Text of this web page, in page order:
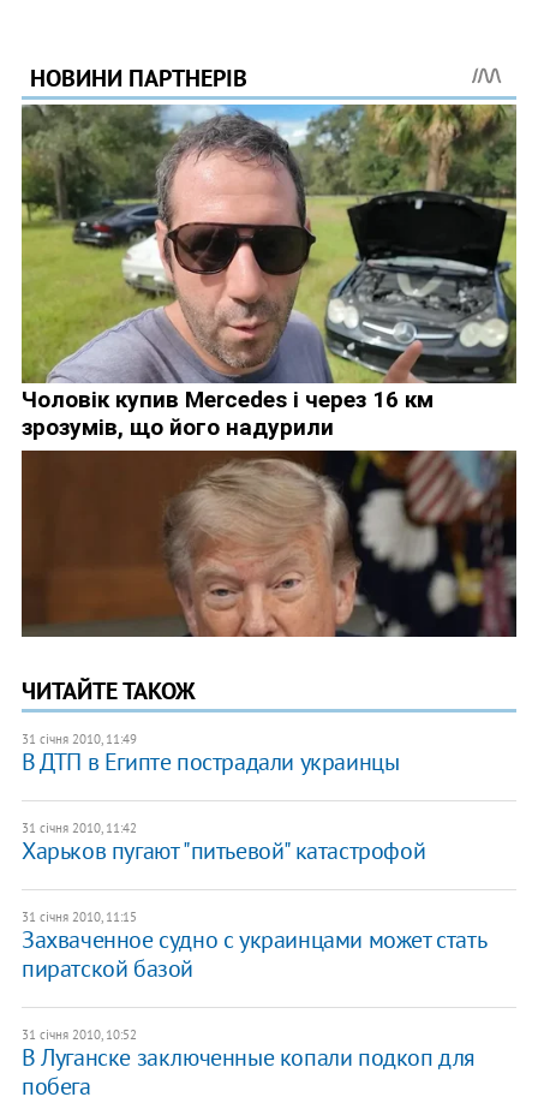
ЧИТАЙТЕ ТАКОЖ
31 січня 2010, 11:49
В ДТП в Египте пострадали украинцы
31 січня 2010, 11:42
Харьков пугают "питьевой" катастрофой
31 січня 2010, 11:15
Захваченное судно с украинцами может стать
пиратской базой
31 січня 2010, 10:52
В Луганске заключенные копали подкоп для
побега